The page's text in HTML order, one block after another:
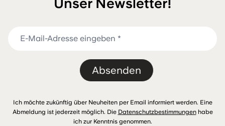
Unser Newsletter!
Absenden
Ich möchte zukünftig über Neuheiten per Email informiert werden. Eine
Abmeldung ist jederzeit möglich. Die Datenschutzbestimmungenhabe
ich zur Kenntnis genommen.